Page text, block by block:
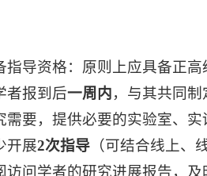
指导资格：原则上应具备正
报到后一周内，与其共同制
需要，提供必要的实验室、实
开展2次指导 （可结合线上、
访问学者的研究进展报告，及